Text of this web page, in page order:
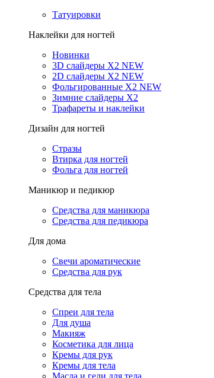
Татуировки
Наклейки для ногтей
Новинки
3D слайдеры X2 NEW
2D слайдеры X2 NEW
Фольгированные X2 NEW
Зимние слайдеры Х2
Трафареты и наклейки
Дизайн для ногтей
Стразы
Втирка для ногтей
Фольга для ногтей
Маникюр и педикюр
Средства для маникюра
Средства для педикюра
Для дома
Свечи ароматические
Средства для рук
Средства для тела
Спреи для тела
Для душа
Макияж
Косметика для лица
Кремы для рук
Кремы для тела
Масла и гели для тела